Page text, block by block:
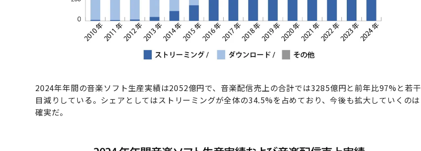
2024年年間の音楽ソフト生産実績は2052億円で、音楽配信売上の合計では3285億円と前年比97%と若干
目減りしている。シェアとしてはストリーミングが全体の34.5%を占めており、今後も拡大していくのは
確実だ。